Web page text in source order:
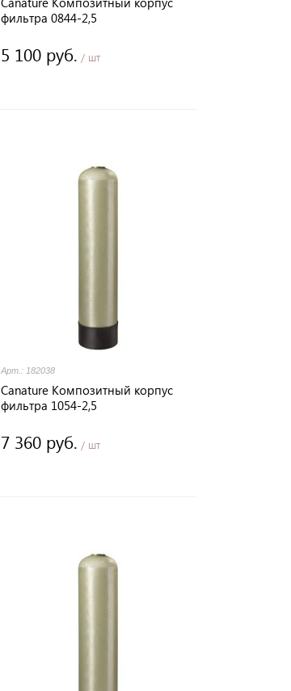
фильтра 0844-2,5
5 100 руб. / шт
Арт.: 182038
Canature Композитный корпус
фильтра 1054-2,5
7 360 руб. / шт